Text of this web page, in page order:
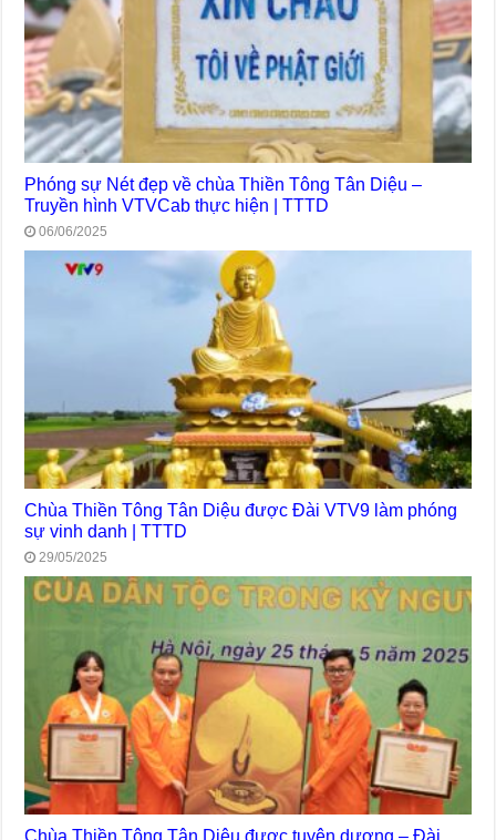
Phóng sự Nét đẹp về chùa Thiền Tông Tân Diệu –
Truyền hình VTVCab thực hiện | TTTD
06/06/2025
Chùa Thiền Tông Tân Diệu được Đài VTV9 làm phóng
sự vinh danh | TTTD
29/05/2025
Chùa Thiền Tông Tân Diệu được tuyên dương – Đài